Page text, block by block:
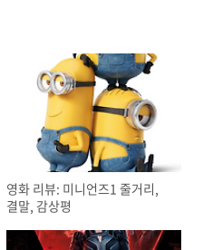
영화 리뷰: 미니언즈1 줄거리,
결말, 감상평